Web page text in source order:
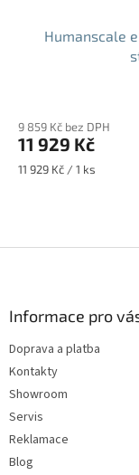
Humanscale
9 859 Kč bez DPH
11 929 Kč
Měrná
11 929 Kč / 1 ks
Informace pro
Doprava a platba
Kontakty
Showroom
Servis
Reklamace
Blog